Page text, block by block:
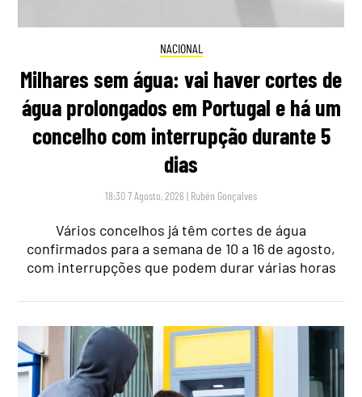
NACIONAL
Milhares sem água: vai haver cortes de
água prolongados em Portugal e há um
concelho com interrupção durante 5
dias
18:30 7 Agosto, 2026 | Rubén Gonçalves
Vários concelhos já têm cortes de água
confirmados para a semana de 10 a 16 de agosto,
com interrupções que podem durar várias horas